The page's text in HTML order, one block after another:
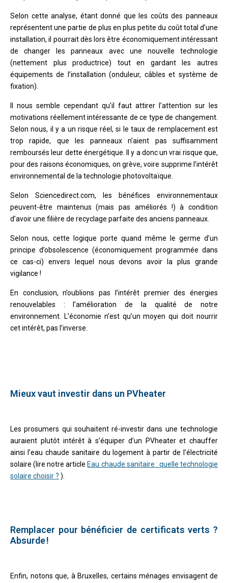
Selon cette analyse, étant donné que les coûts des panneaux
représentent une partie de plus en plus petite du coût total d’une
installation, il pourrait dès lors être économiquement intéressant
de changer les panneaux avec une nouvelle technologie
(nettement plus productrice) tout en gardant les autres
équipements de l’installation (onduleur, câbles et système de
fixation).
Il nous semble cependant qu’il faut attirer l’attention sur les
motivations réellement intéressante de ce type de changement.
Selon nous, il y a un risque réel, si le taux de remplacement est
trop rapide, que les panneaux n’aient pas suffisamment
remboursés leur dette énergétique. Il y a donc un vrai risque que,
pour des raisons économiques, on grève, voire supprime l’intérêt
environnemental de la technologie photovoltaïque.
Selon Sciencedirect.com, les bénéfices environnementaux
peuvent-être maintenus (mais pas améliorés !) à condition
d’avoir une filière de recyclage parfaite des anciens panneaux.
Selon nous, cette logique porte quand même le germe d’un
principe d’obsolescence (économiquement programmée dans
ce cas-ci) envers lequel nous devons avoir la plus grande
vigilance !
En conclusion, n’oublions pas l’intérêt premier des énergies
renouvelables : l’amélioration de la qualité de notre
environnement. L’économie n’est qu’un moyen qui doit nourrir
cet intérêt, pas l’inverse.
Mieux vaut investir dans un PVheater
Les prosumers qui souhaitent ré-investir dans une technologie
auraient plutôt intérêt à s’équiper d’un PVheater et chauffer
ainsi l’eau chaude sanitaire du logement à partir de l’électricité
solaire (lire notre article Eau chaude sanitaire : quelle technologie
solaire choisir ? ).
Remplacer pour bénéficier de certificats verts ?
Absurde !
Enfin, notons que, à Bruxelles, certains ménages envisagent de